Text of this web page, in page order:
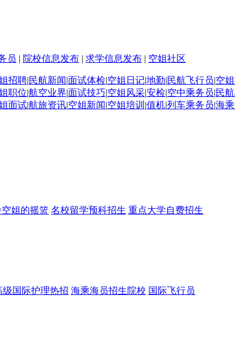
员 | 院校信息发布 | 求学信息发布 | 空姐社区
招聘|民航新闻|面试体检|空姐日记|地勤|民航飞行员|空
职位|航空业界|面试技巧|空姐风采|安检|空中乘务员|民
面试|航旅资讯|空姐新闻|空姐培训 |值机|列车乘务员|海
姐的摇篮 名校留学预科招生 重点大学自费招生
级国际护理热招 海乘海员招生院校 国际飞行员